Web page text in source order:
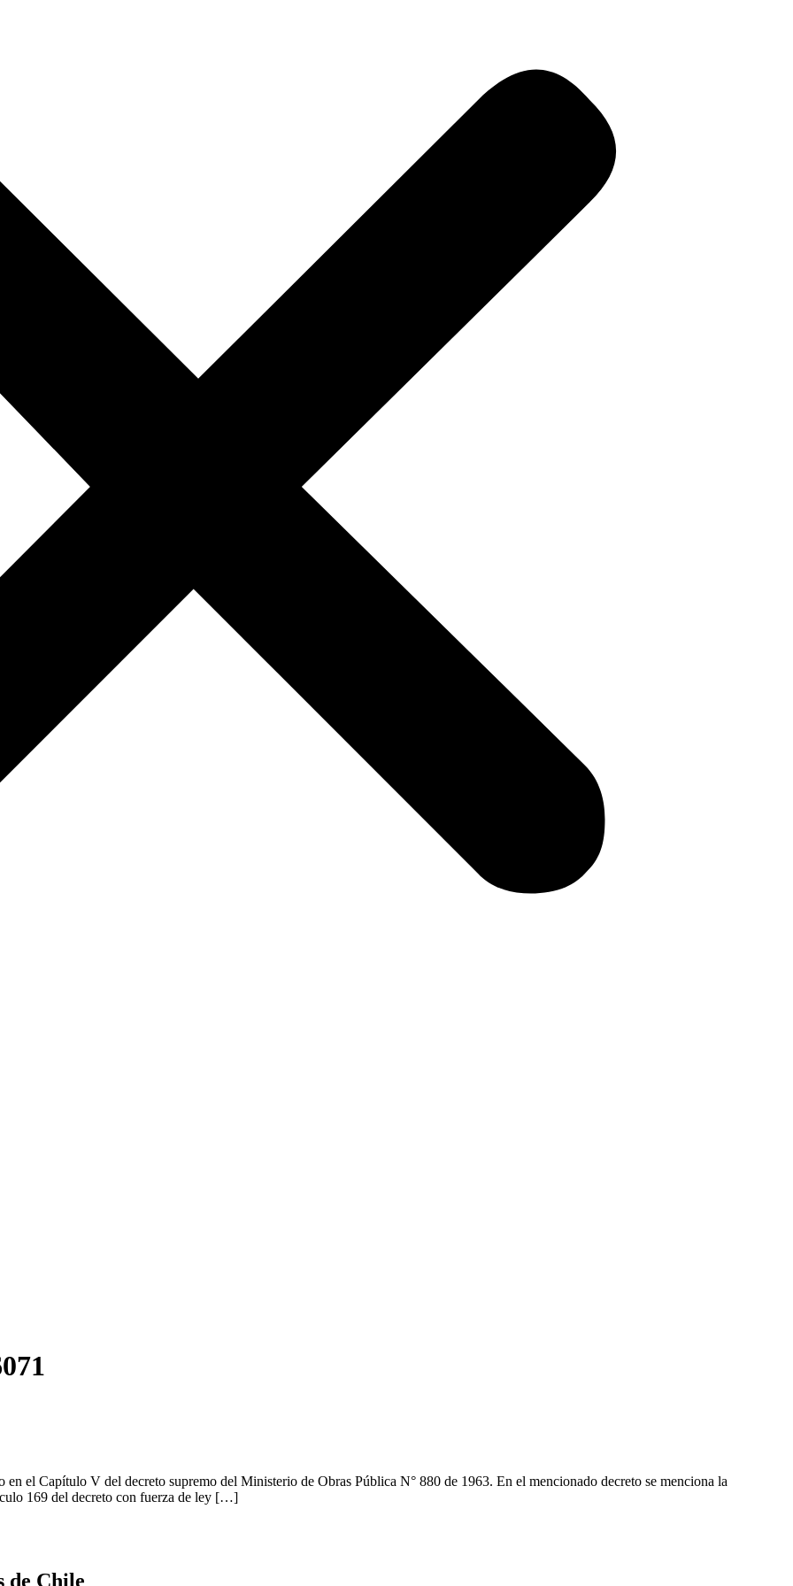
el Capítulo V del decreto supremo del Ministerio de Obras Pública N° 880 de 1963. En el mencionado decreto se menciona la
169 del decreto con fuerza de ley […]
de Chile